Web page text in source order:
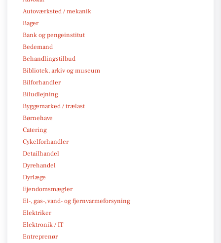
Autoværksted / mekanik
Bager
Bank og pengeinstitut
Bedemand
Behandlingstilbud
Bibliotek, arkiv og museum
Bilforhandler
Biludlejning
Byggemarked / trælast
Børnehave
Catering
Cykelforhandler
Detailhandel
Dyrehandel
Dyrlæge
Ejendomsmægler
El-, gas-, vand- og fjernvarmeforsyning
Elektriker
Elektronik / IT
Entreprenør